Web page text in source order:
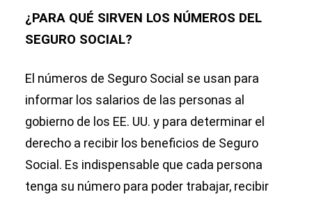
¿PARA QUÉ SIRVEN LOS NÚMEROS DEL
SEGURO SOCIAL?
El números de Seguro Social se usan para
informar los salarios de las personas al
gobierno de los EE. UU. y para determinar el
derecho a recibir los beneficios de Seguro
Social. Es indispensable que cada persona
tenga su número para poder trabajar, recibir